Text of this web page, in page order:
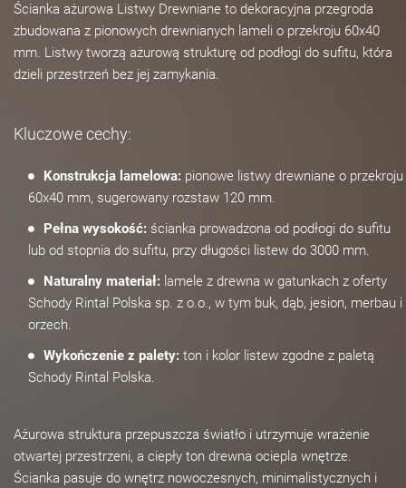
Ścianka ażurowa Listwy Drewniane to dekoracyjna przegroda
zbudowana z pionowych drewnianych lameli o przekroju 60x40
mm. Listwy tworzą ażurową strukturę od podłogi do sufitu, która
dzieli przestrzeń bez jej zamykania.
Kluczowe cechy:
Konstrukcja lamelowa: pionowe listwy drewniane o przekroju
60x40 mm, sugerowany rozstaw 120 mm.
Pełna wysokość: ścianka prowadzona od podłogi do sufitu
lub od stopnia do sufitu, przy długości listew do 3000 mm.
Naturalny materiał: lamele z drewna w gatunkach z oferty
Schody Rintal Polska sp. z o.o., w tym buk, dąb, jesion, merbau i
orzech.
Wykończenie z palety: ton i kolor listew zgodne z paletą
Schody Rintal Polska.
Ażurowa struktura przepuszcza światło i utrzymuje wrażenie
otwartej przestrzeni, a ciepły ton drewna ociepla wnętrze.
Ścianka pasuje do wnętrz nowoczesnych, minimalistycznych i